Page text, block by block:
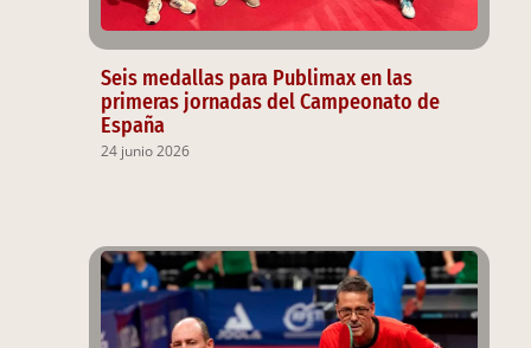
Seis medallas para Publimax en las
primeras jornadas del Campeonato de
España
24 junio 2026